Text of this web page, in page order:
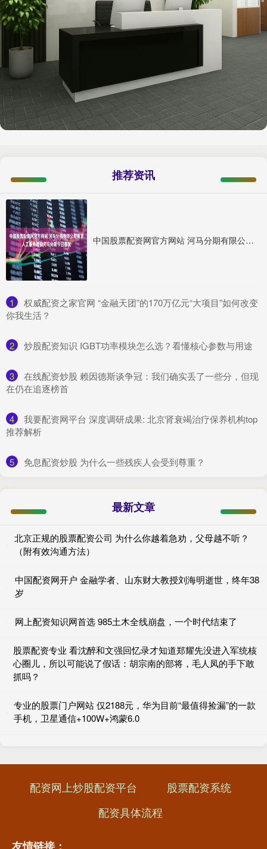
推荐资讯
中国股票配资网官方网站 河马分期有限公司首发人工服务智能河马分期今日首发
1
​权威配资之家官网 “金融天团”的170万亿元“大项目”如何改变
你我生活？
2 ​炒股配资知识 IGBT功率模块怎么选？看懂核心参数与用途
3
​在线配资炒股 赖因德斯谈争冠：我们确实丢了一些分，但现
在仍在追逐榜首
4
​我要配资网平台 深度调研成果: 北京肾衰竭治疗保养机构top
推荐解析
5 ​免息配资炒股 为什么一些残疾人会受到尊重？
最新文章
北京正规的股票配资公司 为什么你越着急劝，父母越不听？
（附有效沟通方法）
中国配资网开户 金融学者、山东财大教授刘海明逝世，终年38
岁
网上配资知识网首选 985土木全线崩盘，一个时代结束了
股票配资专业 看沈醉和文强回忆录才知道郑耀先没进入军统核
心圈儿，所以可能说了假话：胡宗南的部将，毛人凤的手下敢
抓吗？
专业的股票门户网站 仅2188元，华为目前“最值得捡漏”的一款
手机，卫星通信+100W+鸿蒙6.0
配资网上炒股配资平台
股票配资系统
配资具体流程